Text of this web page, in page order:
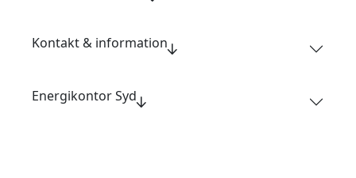
Kontakt & information
Energikontor Syd